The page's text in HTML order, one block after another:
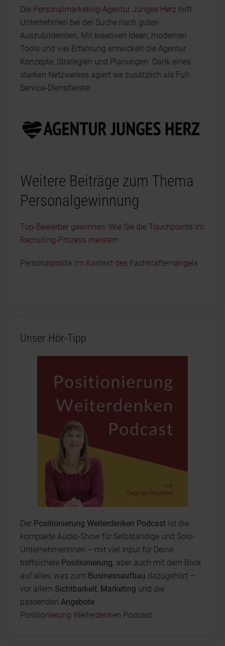
Die Personalmarketing-Agentur Junges Herz hilft
Unternehmen bei der Suche nach guten
Auszubildenden. Mit kreativen Ideen, modernen
Tools und viel Erfahrung entwickelt die Agentur
Konzepte, Strategien und Planungen. Dank eines
starken Netzwerkes agiert sie zusätzlich als Full-
Service-Dienstleister.
Weitere Beiträge zum Thema
Personalgewinnung
Top-Bewerber gewinnen: Wie Sie die Touchpoints im
Recruiting-Prozess meistern
Personalpolitik im Kontext des Fachkräftemangels
Unser Hör-Tipp
Der Positionierung Weiterdenken Podcast ist die
kompakte Audio-Show für Selbständige und Solo-
UnternehmerInnen – mit viel Input für Deine
treffsichere Positionierung , aber auch mit dem Blick
auf alles, was zum Businessaufbau dazugehört –
vor allem Sichtbarkeit Marketing und die
passenden Angebote
Positionierung Weiterdenken Podcast